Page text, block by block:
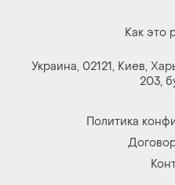
Как это
Украина, 02121, Киев,
203,
Политика